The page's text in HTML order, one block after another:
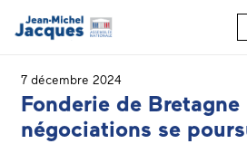
7 décembre 2024
Fonderie de Bretagne
négociations se